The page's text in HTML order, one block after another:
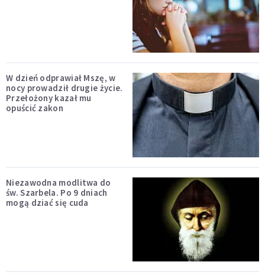
W dzień odprawiał Mszę, w
nocy prowadził drugie życie.
Przełożony kazał mu
opuścić zakon
Niezawodna modlitwa do
św. Szarbela. Po 9 dniach
mogą dziać się cuda